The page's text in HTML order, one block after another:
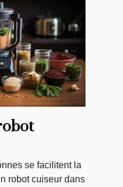
se facilitent la
robot cuiseur dans